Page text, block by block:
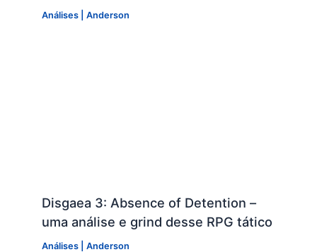
Análises| Anderson
Disgaea 3: Absence of Detention –
uma análise e grind desse RPG tático
Análises| Anderson